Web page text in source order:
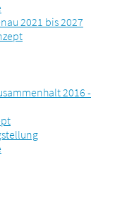
2021 bis 2027
2016 -